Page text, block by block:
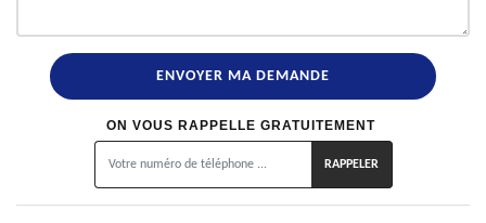
ON VOUS RAPPELLE GRATUITEMENT